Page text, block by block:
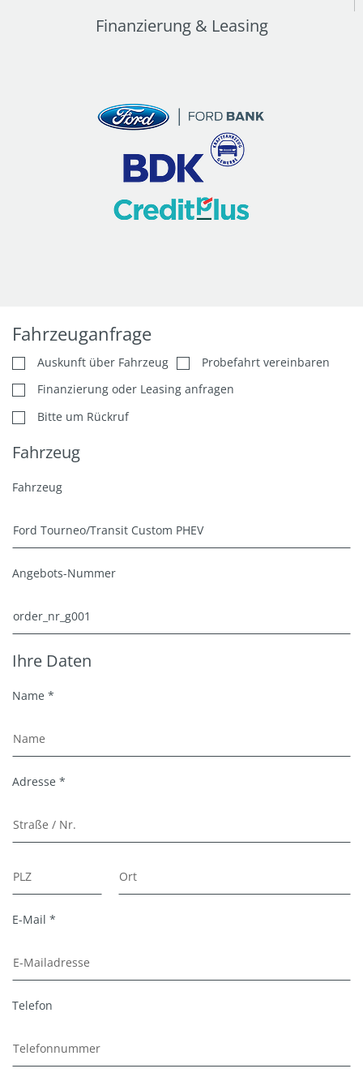
Finanzierung & Leasing
Fahrzeuganfrage
Auskunft über Fahrzeug
Probefahrt vereinbaren
Finanzierung oder Leasing anfragen
Bitte um Rückruf
Fahrzeug
Fahrzeug
Angebots-Nummer
Ihre Daten
Name *
Adresse *
E-Mail *
Telefon